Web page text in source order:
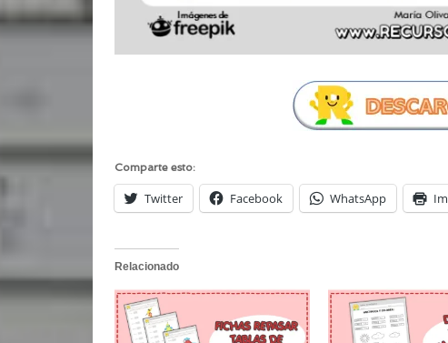
Comparte esto:
Twitter Facebook WhatsApp
Relacionado